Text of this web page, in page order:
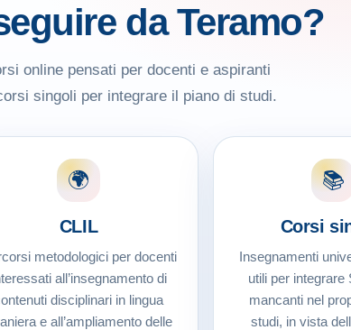
da Teramo?
online pensati per docenti e aspiranti
singoli per integrare il piano di studi.
🌍
CLIL
metodologici per docenti
all’insegnamento di
disciplinari in lingua
e all’ampliamento delle
📚
Corsi
Insegnamenti
utili per integrare
mancanti nel
studi, in vista